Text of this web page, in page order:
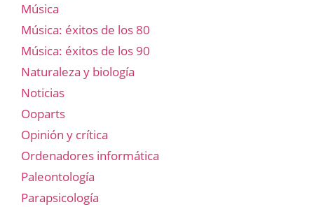
Música
Música: éxitos de los 80
Música: éxitos de los 90
Naturaleza y biología
Noticias
Ooparts
Opinión y crítica
Ordenadores informática
Paleontología
Parapsicología